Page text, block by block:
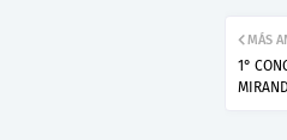
MÁS
1°